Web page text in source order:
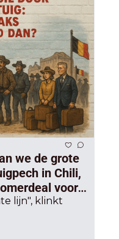
we de grote
in Chili,
voor
wachten
lijn", klinkt